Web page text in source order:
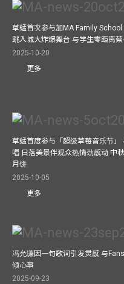
草蜢首次参与加MA Family School
跳入城大炸爆舞台 与学生零距离
2025-10-20
更多
草蜢首度参与「超级草莓音乐节」
唱 日落美景伴观众热情劲感动 中
月饼
2025-10-05
更多
冯允谦因一句歌词引发灵感 与
倾心事
2025-09-23